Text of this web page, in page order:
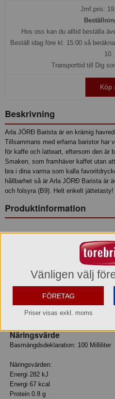
Jmf.pris:
Hos oss kan du alltid beställa
Beställ idag före kl. 15:00 så
10.
Transporttid till Dig
Köp
Beskrivning
Arla JÖRÐ Barista är en krämig
Tillsammans med erfarna baristor har
för kaffe och latteart, eftersom den är
Smaken, som framhäver kaffet utan
bra i dina varma som kalla
hållbarhet så är Arla JÖRÐ Barista är
och folsyra (B9). Helt enkelt jättetasty!
Produktinformation
Taggar
Havrebarista Havre
Växtbaserad
Ingredienser
stabiliseringsmedel (gellangummi),
Näringsvärde
Basmängdsdeklaration: 100 Milliliter
Näringsvärden:
Energi 282 kJ
Energi 67 kcal
Protein 0.8 g
Vänligen välj
FÖRETAG
Priser visas exkl. moms